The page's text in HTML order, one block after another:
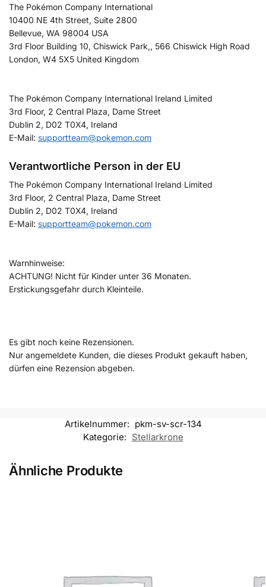
The Pokémon Company International
10400 NE 4th Street, Suite 2800
Bellevue, WA 98004 USA
3rd Floor Building 10, Chiswick Park,, 566 Chiswick High Road
London, W4 5X5 United Kingdom
The Pokémon Company International Ireland Limited
3rd Floor, 2 Central Plaza, Dame Street
Dublin 2, D02 T0X4, Ireland
E-Mail: supportteam@pokemon.com
Verantwortliche Person in der EU
The Pokémon Company International Ireland Limited
3rd Floor, 2 Central Plaza, Dame Street
Dublin 2, D02 T0X4, Ireland
E-Mail: supportteam@pokemon.com
Warnhinweise:
ACHTUNG! Nicht für Kinder unter 36 Monaten.
Erstickungsgefahr durch Kleinteile.
Es gibt noch keine Rezensionen.
Nur angemeldete Kunden, die dieses Produkt gekauft haben,
dürfen eine Rezension abgeben.
Artikelnummer: pkm-sv-scr-134
Kategorie: Stellarkrone
Ähnliche Produkte